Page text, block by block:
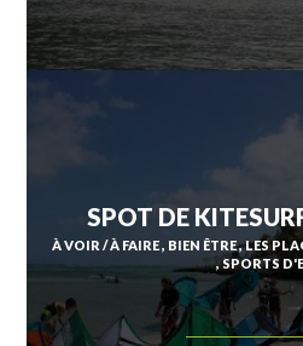
SPOT DE
À VOIR / À FAIRE BIEN ÊTRE LES
SPORTS